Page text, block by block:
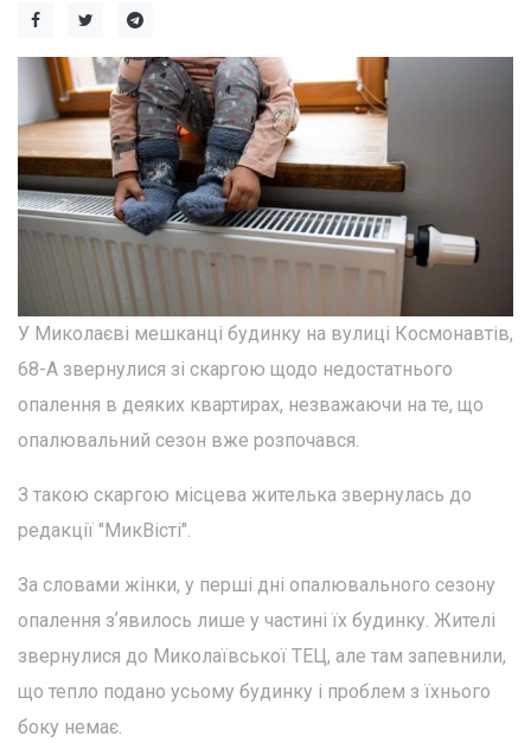
У Миколаєві мешканці будинку на вулиці Космонавтів,
68-А звернулися зі скаргою щодо недостатнього
опалення в деяких квартирах, незважаючи на те, що
опалювальний сезон вже розпочався.
З такою скаргою місцева жителька звернулась до
редакції "МикВісті".
За словами жінки, у перші дні опалювального сезону
опалення зʼявилось лише у частині їх будинку. Жителі
звернулися до Миколаївської ТЕЦ, але там запевнили,
що тепло подано усьому будинку і проблем з їхнього
боку немає.